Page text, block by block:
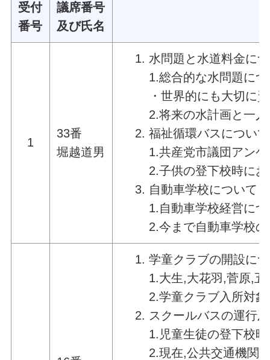
受付
番号
議席番号
及び氏名
1
33番
堀越道男
水問題と水道料金に
1.総合的な水問題に
・世界的にも大切に
2.将来の水計画と一
福祉循環バスについて
1.共産党市議団アン
2.子供の登下校時に
自動車学校について
1.自動車学校経営に
2.今まで自動車学校
学童クラブの開設に
1.大生,大花羽,菅原,
2.学童クラブ入所対
スクールバスの運行
1.児童生徒の登下校
2.現在,公共交通機関